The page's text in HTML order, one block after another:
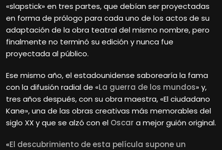
«slapstick» en tres partes, que debían ser proyectadas
en forma de prólogo para cada uno de los actos de su
adaptación de la obra teatral del mismo nombre, pero
finalmente no terminó su edición y nunca fue
proyectada al público.
Ese mismo año, el estadounidense saborearía la fama
con la difusión radial de «La guerra de los mundos» y,
tres años después, con su obra maestra, «El ciudadano
Kane», una de las obras creativas más memorables del
siglo XX y que se alzó con el Oscar a mejor guión original.
«El descubrimiento de esta película supone un